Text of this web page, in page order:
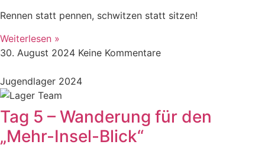
Rennen statt pennen, schwitzen statt sitzen!
Weiterlesen »
30. August 2024 Keine Kommentare
Jugendlager 2024
Tag 5 – Wanderung für den
„Mehr-Insel-Blick“